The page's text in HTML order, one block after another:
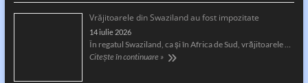
Vrăjitoarele din Swaziland au fost impozitate
14 iulie 2026
În regatul Swaziland, ca și în Africa de Sud, vrăjitoarele …
Citește în continuare »